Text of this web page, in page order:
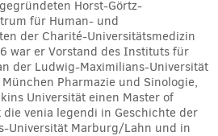
Horst-Görtz-
für Human- und
der Charité-Universitätsmedizin
war er Vorstand des Instituts für
der Ludwig-Maximilians-Universität
Pharmazie und Sinologie,
Universität einen Master of
venia legendi in Geschichte der
Universität Marburg/Lahn und in